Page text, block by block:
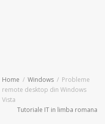
Home Windows
Probleme
remote desktop din Windows
Vista
Tutoriale IT in limba romana